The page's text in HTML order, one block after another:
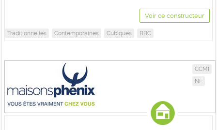
Voir ce constructeur
Traditionnelles Contemporaines Cubiques BBC
CCMI
NF